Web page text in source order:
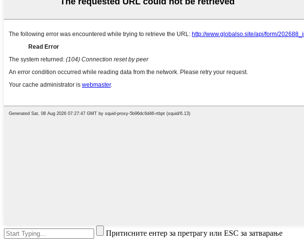
Притисните ентер за претрагу или ESC за затварање